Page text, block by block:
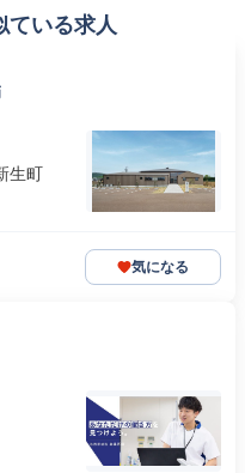
ている求人
生町
気になる